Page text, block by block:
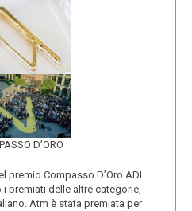
D’ORO
premio Compasso D’Oro ADI
premiati delle altre categorie,
Atm è stata premiata per